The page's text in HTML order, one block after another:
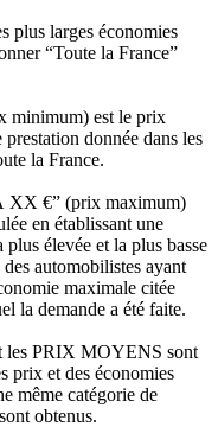
plus larges économies
“Toute la France”
minimum) est le prix
donnée dans les
la France.
XX €” (prix maximum)
en établissant une
élevée et la plus basse
automobilistes ayant
maximale citée
la demande a été faite.
PRIX MOYENS sont
prix et des économies
même catégorie de
obtenus.